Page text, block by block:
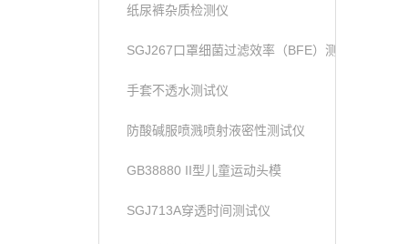
纸尿裤杂质检测仪
SGJ267口罩细菌过滤效率（BFE）测试仪
手套不透水测试仪
防酸碱服喷溅喷射液密性测试仪
GB38880 II型儿童运动头模
SGJ713A穿透时间测试仪